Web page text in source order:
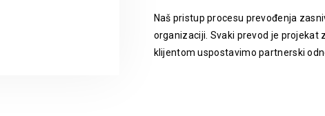
Naš pristup procesu prevođenja
organizaciji. Svaki prevod je projekat
klijentom uspostavimo partnerski